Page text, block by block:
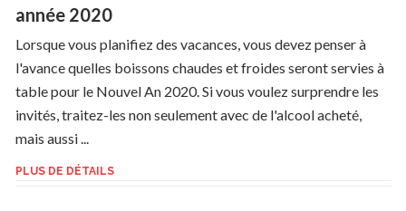
année 2020
Lorsque vous planifiez des vacances, vous devez penser à
l'avance quelles boissons chaudes et froides seront servies à
table pour le Nouvel An 2020. Si vous voulez surprendre les
invités, traitez-les non seulement avec de l'alcool acheté,
mais aussi ...
PLUS DE DÉTAILS